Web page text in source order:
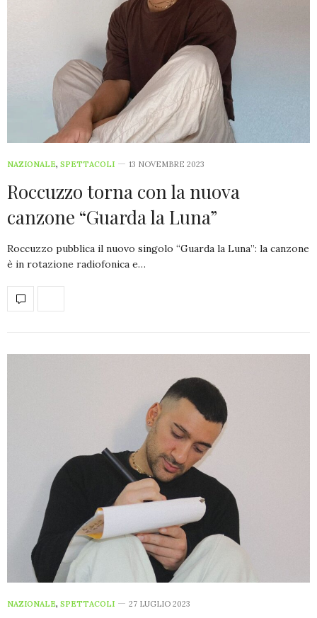
NAZIONALE, SPETTACOLI 13 NOVEMBRE 2023
Roccuzzo torna con la nuova
canzone “Guarda la Luna”
Roccuzzo pubblica il nuovo singolo “Guarda la Luna”: la canzone
è in rotazione radiofonica e…
NAZIONALE, SPETTACOLI 27 LUGLIO 2023